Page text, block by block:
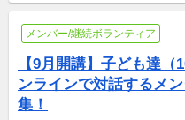
メンバー/継続ボランティア
【9月開講】子ども達（
ンラインで対話するメ
集！